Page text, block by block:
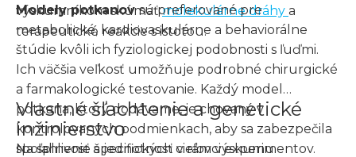
výskumníkom skúmaťmolekulárne dráhy a
terapeutické reakcie s istotou.
Modely potkanovsú preferované pre
metabolické, kardiovaskulárne a behaviorálne
štúdie kvôli ich fyziologickej podobnosti s ľuďmi.
Ich väčšia veľkosť umožňuje podrobné chirurgické
a farmakologické testovanie. Každý model
potkana, ktorý dodávame, je chovaný v
kontrolovaných podmienkach, aby sa zabezpečila
spoľahlivosť a jednotnosť v rámci experimentov.
Vlastné šľachtenie a genetické
inžinierstvo
Na splnenie špecifických cieľov výskumu